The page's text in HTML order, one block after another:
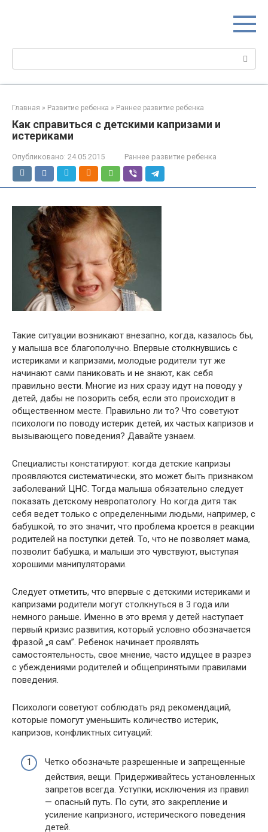
Поиск:
Главная » Развитие ребенка » Раннее развитие ребенка
Как справиться с детскими капризами и
истериками
Опубликовано: 24.05.2015 Раннее развитие ребенка
Такие ситуации возникают внезапно, когда, казалось бы,
у малыша все благополучно. Впервые столкнувшись с
истериками и капризами, молодые родители тут же
начинают сами паниковать и не знают, как себя
правильно вести. Многие из них сразу идут на поводу у
детей, дабы не позорить себя, если это происходит в
общественном месте. Правильно ли то? Что советуют
психологи по поводу истерик детей, их частых капризов и
вызывающего поведения? Давайте узнаем.
Специалисты констатируют: когда детские капризы
проявляются систематически, это может быть признаком
заболеваний ЦНС. Тогда малыша обязательно следует
показать детскому невропатологу. Но когда дитя так
себя ведет только с определенными людьми, например, с
бабушкой, то это значит, что проблема кроется в реакции
родителей на поступки детей. То, что не позволяет мама,
позволит бабушка, и малыши это чувствуют, выступая
хорошими манипуляторами.
Следует отметить, что впервые с детскими истериками и
капризами родители могут столкнуться в 3 года или
немного раньше. Именно в это время у детей наступает
первый кризис развития, который условно обозначается
фразой „я сам”. Ребенок начинает проявлять
самостоятельность, свое мнение, часто идущее в разрез
с убеждениями родителей и общепринятыми правилами
поведения.
Психологи советуют соблюдать ряд рекомендаций,
которые помогут уменьшить количество истерик,
капризов, конфликтных ситуаций:
Четко обозначьте разрешенные и запрещенные
действия, вещи. Придерживайтесь установленных
запретов всегда. Уступки, исключения из правил
— опасный путь. По сути, это закрепление и
усиление капризного, истерического поведения
детей.